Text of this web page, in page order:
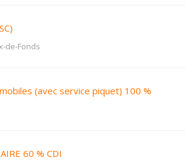
de-Fonds
(avec service piquet) 100 %
60 % CDI